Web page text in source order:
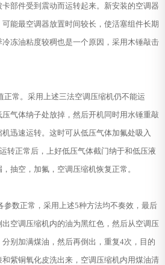
部件受到震动而运转起来。新安装的空调器
能最空调器放置时间较长，使活塞组件长期
冻油粘度较稠也是一个原因，采用木锤敲击
正常。采用上述三法空调压缩机仍不能运
气体纳子处放掉，然后开机同时用水锤重敲
迅速运转。这时可从低压气体加氟处吸入
转正常后，上好低压气体截门纳于和低压液
抽空，加氟，空调压缩机恢复正常。
参数正常，采用上述5种方法均不奏效，最后
空调压缩机内的油为黑红色，然后从空调压
别加满煤油，然后再倒出，重复4次，目的
紫铜氧化皮洗出来，空调压缩机内用煤油清